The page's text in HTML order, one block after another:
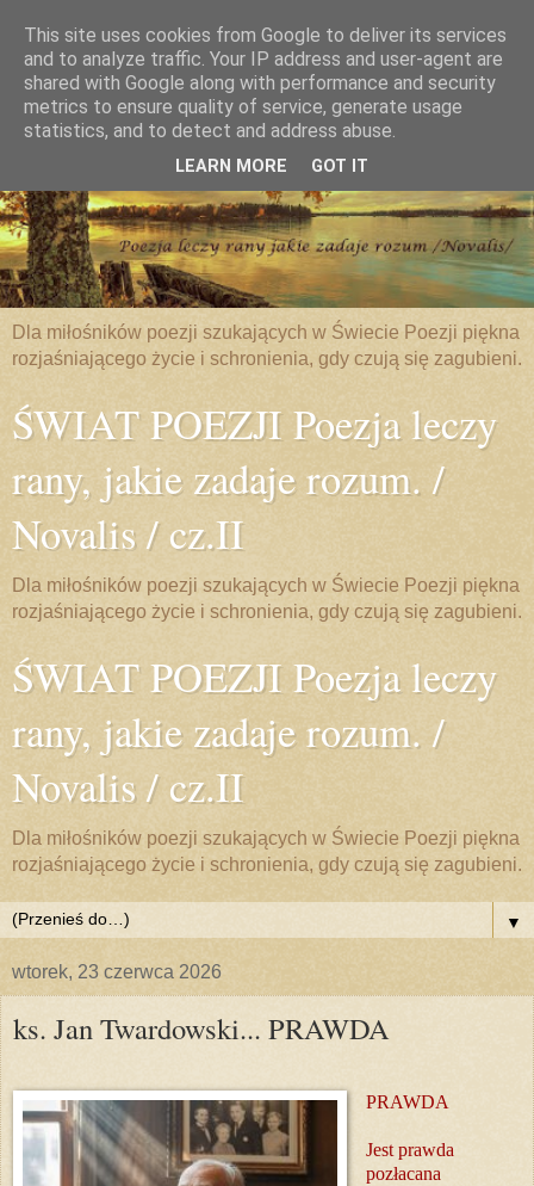
Dla miłośników poezji szukających w Świecie Poezji piękna
rozjaśniającego życie i schronienia, gdy czują się zagubieni.
ŚWIAT POEZJI Poezja leczy
rany, jakie zadaje rozum. /
Novalis / cz.II
Dla miłośników poezji szukających w Świecie Poezji piękna
rozjaśniającego życie i schronienia, gdy czują się zagubieni.
ŚWIAT POEZJI Poezja leczy
rany, jakie zadaje rozum. /
Novalis / cz.II
Dla miłośników poezji szukających w Świecie Poezji piękna
rozjaśniającego życie i schronienia, gdy czują się zagubieni.
▼
wtorek, 23 czerwca 2026
ks. Jan Twardowski... PRAWDA
PRAWDA
Jest prawda
pozłacana
This site uses cookies from Google to deliver its services
and to analyze traffic. Your IP address and user-agent are
shared with Google along with performance and security
metrics to ensure quality of service, generate usage
statistics, and to detect and address abuse.
LEARN MORE GOT IT